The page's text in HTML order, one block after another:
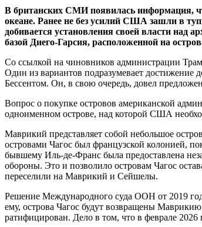
В британских СМИ появилась информация,
океане. Ранее не без усилий США зашли в
добивается установления своей власти над
базой Диего-Гарсия, расположенной на
Со ссылкой на чиновников администрации
Один из вариантов подразумевает
Бессентом. Он, в свою очередь, довел
Вопрос о покупке островов американской
одноименном острове, над которой США
Маврикий представляет собой небольшое
островами Чагос был французской колонией,
бывшему Иль-де-Франс была предоставлена
обороны. Это и позволило островам Чагос
переселили на Маврикий и Сейшелы.
Решение Международного суда ООН от 2019
ему, острова Чагос будут возвращены
ратифицирован. Дело в том, что в феврале